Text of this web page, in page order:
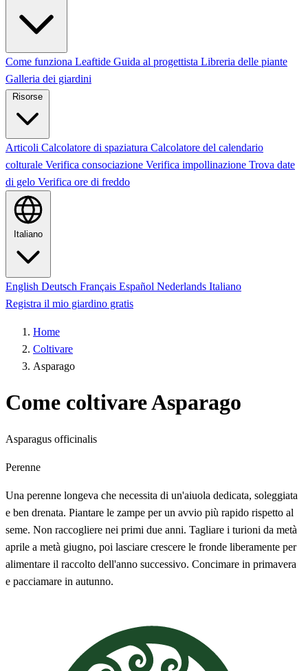
Come funziona Leaftide Guida al progettista Libreria delle piante
Galleria dei giardini
Risorse
Articoli Calcolatore di spaziatura Calcolatore del calendario
colturale Verifica consociazione Verifica impollinazione Trova date
di gelo Verifica ore di freddo
Italiano
English Deutsch Français Español Nederlands Italiano
Registra il mio giardino gratis
Home
Coltivare
Asparago
Come coltivare Asparago
Asparagus officinalis
Perenne
Una perenne longeva che necessita di un'aiuola dedicata, soleggiata
e ben drenata. Piantare le zampe per un avvio più rapido rispetto al
seme. Non raccogliere nei primi due anni. Tagliare i turioni da metà
aprile a metà giugno, poi lasciare crescere le fronde liberamente per
alimentare il raccolto dell'anno successivo. Concimare in primavera
e pacciamare in autunno.